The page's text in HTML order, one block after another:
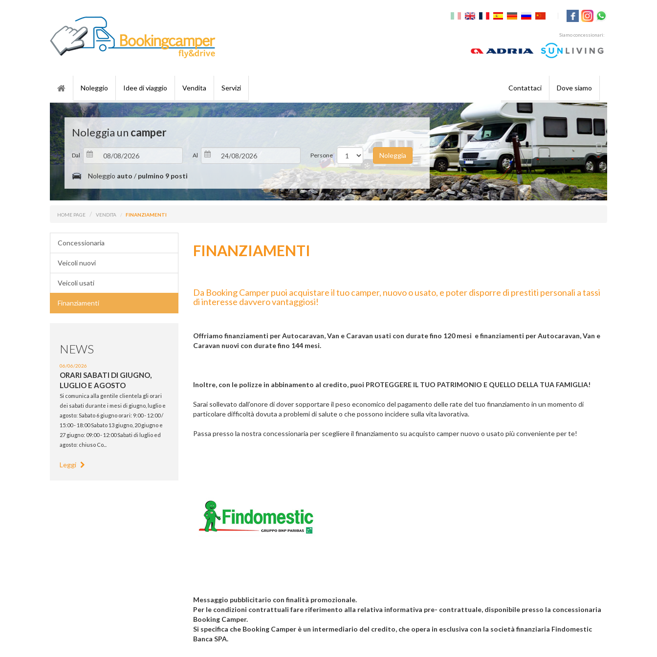
Siamo concessionari:
|
Noleggio Idee di viaggio Vendita Servizi Contattaci Dove siamo
Noleggia un camper
Dal Al Persone Noleggia
Noleggio auto / pulmino 9 posti
HOME PAGE VENDITA FINANZIAMENTI
Concessionaria
Veicoli nuovi
Veicoli usati
Finanziamenti
NEWS
06/06/2026
ORARI SABATI DI GIUGNO,
LUGLIO E AGOSTO
Si comunica alla gentile clientela gli orari
dei sabati durante i mesi di giugno, luglio e
agosto: Sabato 6 giugno orari: 9:00 - 12:00 /
15:00 - 18:00 Sabato 13 giugno, 20 giugno e
27 giugno: 09:00 - 12:00 Sabati di luglio ed
agosto: chiuso Co...
Leggi
FINANZIAMENTI
Da Booking Camper puoi acquistare il tuo camper, nuovo o usato, e poter disporre di prestiti personali a tassi
di interesse davvero vantaggiosi!
Offriamo finanziamenti per Autocaravan, Van e Caravan usati con durate fino 120 mesi e finanziamenti per Autocaravan, Van e
Caravan nuovi con durate fino 144 mesi.
Inoltre, con le polizze in abbinamento al credito, puoi PROTEGGERE IL TUO PATRIMONIO E QUELLO DELLA TUA FAMIGLIA!
Sarai sollevato dall’onore di dover sopportare il peso economico del pagamento delle rate del tuo finanziamento in un momento di
particolare difficoltà dovuta a problemi di salute o che possono incidere sulla vita lavorativa.
Passa presso la nostra concessionaria per scegliere il finanziamento su acquisto camper nuovo o usato più conveniente per te!
Messaggio pubblicitario con finalità promozionale.
Per le condizioni contrattuali fare riferimento alla relativa informativa pre- contrattuale, disponibile presso la concessionaria
Booking Camper.
Si specifica che Booking Camper è un intermediario del credito, che opera in esclusiva con la società finanziaria Findomestic
Banca SPA.